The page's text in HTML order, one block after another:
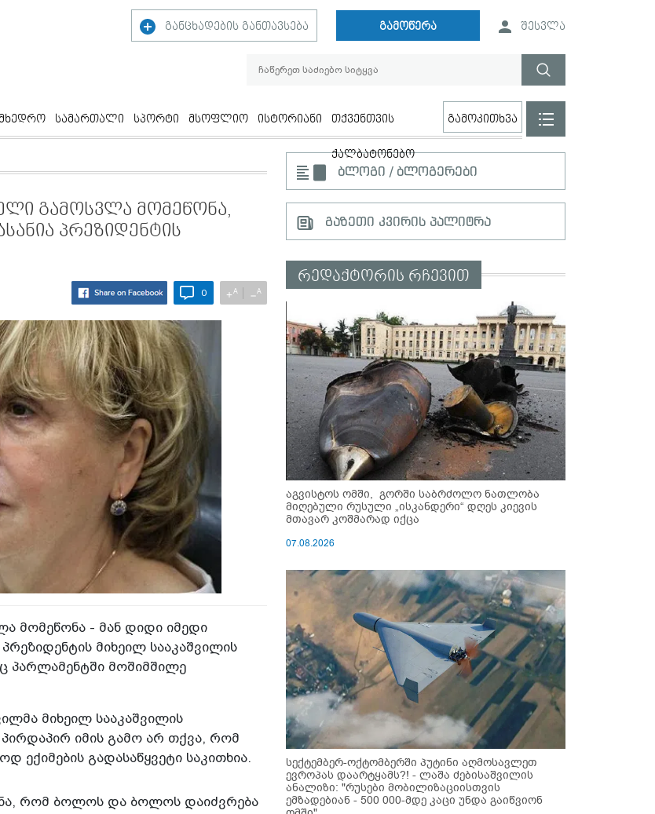
განცხადების განთავსება გამოწერა შესვლა
სამართალი სპორტი მსოფლიო ისტორიანი თქვენთვის
ქალბატონებო
გამოკითხვა
გამოსვლა მომეწონა,
პრეზიდენტის
0 +A −A
მომეწონა - მან დიდი იმედი
პრეზიდენტის მიხეილ სააკაშვილის
პარლამენტში მოშიმშილე
მიხეილ სააკაშვილის
იმის გამო არ თქვა, რომ
გადასაწყვეტი საკითხია.
რომ ბოლოს და ბოლოს დაიძვრება
ბლოგი / ბლოგერები
გაზეთი კვირის პალიტრა
რედაქტორის რჩევით
აგვისტოს ომში, გორში საბრძოლო ნათლობა
მიღებული რუსული „ისკანდერი“ დღეს კიევის
მთავარ კოშმარად იქცა
07.08.2026
სექტემბერ-ოქტომბერში პუტინი აღმოსავლეთ
ევროპას დაარტყამს?! - ლაშა ძებისაშვილის
ანალიზი: "რუსები მობი­ლიზაციისთვის
ემზადებიან - 500 000-მდე კაცი უნდა გაიწვიონ